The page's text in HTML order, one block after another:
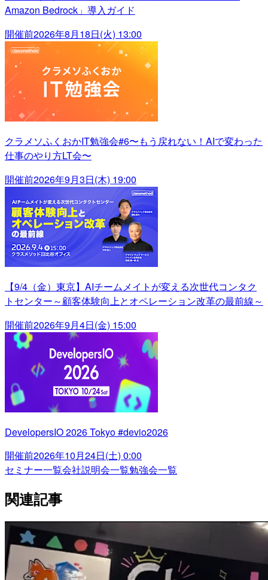
Amazon Bedrock」導入ガイド
開催前2026年8月18日(火) 13:00
クラメソふくおかIT勉強会#6〜もう戻れない！AIで変わった
仕事のやり方LT会〜
開催前2026年9月3日(木) 19:00
【9/4（金）東京】AIチームメイトが変える次世代コンタク
トセンター～顧客体験向上とオペレーション改革の最前線～
開催前2026年9月4日(金) 15:00
DevelopersIO 2026 Tokyo #devio2026
開催前2026年10月24日(土) 0:00
セミナー一覧会社説明会一覧勉強会一覧
関連記事